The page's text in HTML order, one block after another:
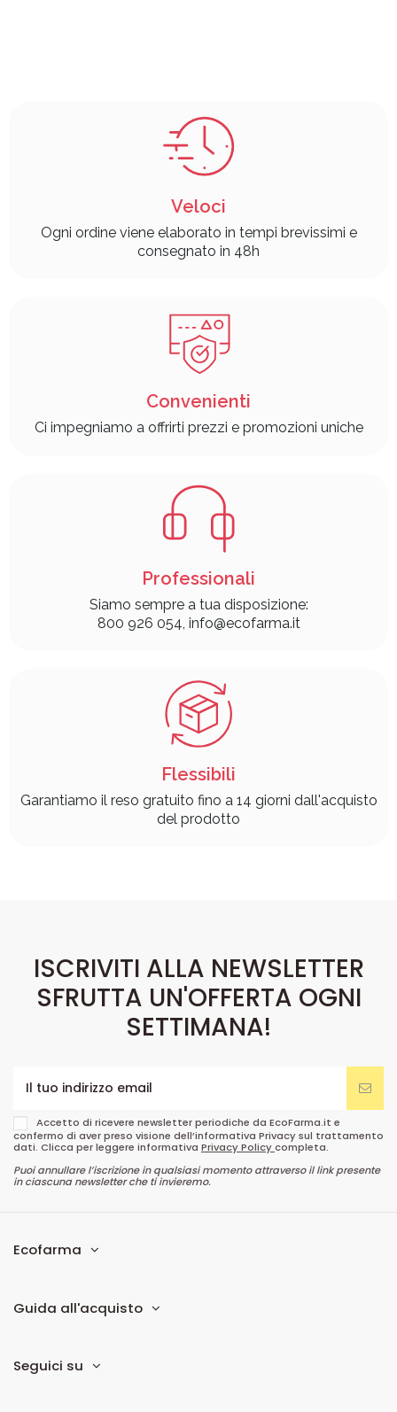
Veloci
Ogni ordine viene elaborato in tempi brevissimi e
consegnato in 48h
Convenienti
Ci impegniamo a offrirti prezzi e promozioni uniche
Professionali
Siamo sempre a tua disposizione:
800 926 054, info@ecofarma.it
Flessibili
Garantiamo il reso gratuito fino a 14 giorni dall'acquisto
del prodotto
ISCRIVITI ALLA NEWSLETTER
SFRUTTA UN'OFFERTA OGNI
SETTIMANA!
Accetto di ricevere newsletter periodiche da EcoFarma.it e
confermo di aver preso visione dell’informativa Privacy sul trattamento
dati. Clicca per leggere informativa Privacy Policycompleta.
Puoi annullare l’iscrizione in qualsiasi momento attraverso il link presente
in ciascuna newsletter che ti invieremo.
Ecofarma
Guida all'acquisto
Seguici su